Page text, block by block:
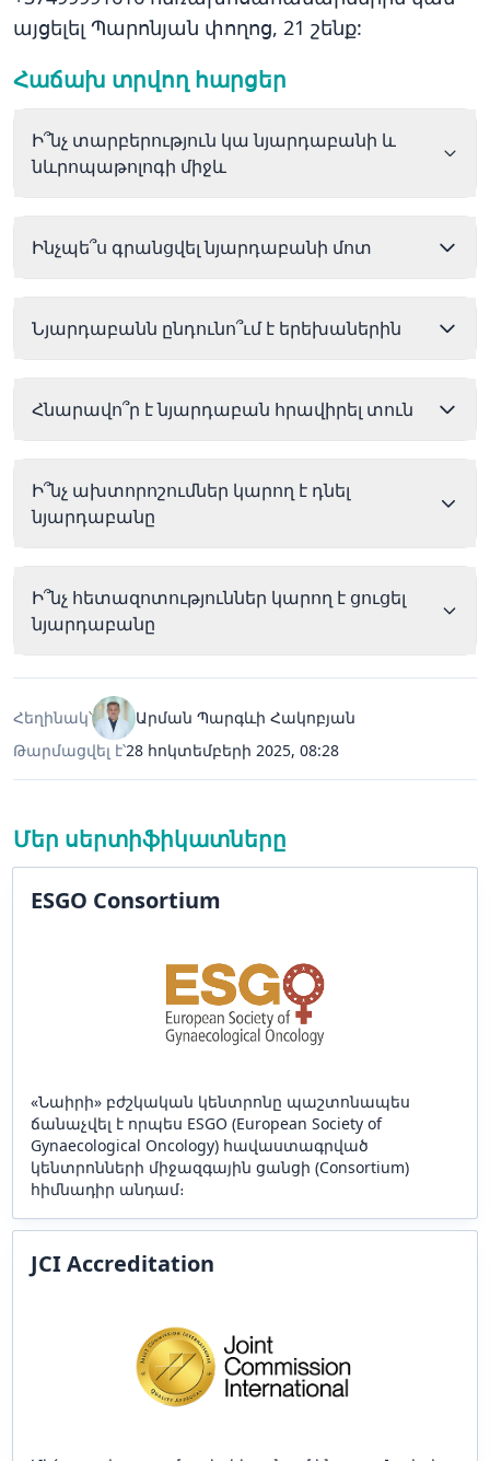
այցելել Պարոնյան փողոց, 21 շենք:
Հաճախ տրվող հարցեր
Ի՞նչ տարբերություն կա նյարդաբանի և
նևրոպաթոլոգի միջև
Ինչպե՞ս գրանցվել նյարդաբանի մոտ
Նյարդաբանն ընդունո՞ւմ է երեխաներին
Հնարավո՞ր է նյարդաբան հրավիրել տուն
Ի՞նչ ախտորոշումներ կարող է դնել
նյարդաբանը
Ի՞նչ հետազոտություններ կարող է ցուցել
նյարդաբանը
Հեղինակ՝
Արման Պարգևի Հակոբյան
Թարմացվել է՝28 հոկտեմբերի 2025, 08:28
Մեր սերտիֆիկատները
ESGO Consortium
«Նաիրի» բժշկական կենտրոնը պաշտոնապես
ճանաչվել է որպես ESGO (European Society of
Gynaecological Oncology) հավաստագրված
կենտրոնների միջազգային ցանցի (Consortium)
հիմնադիր անդամ։
JCI Accreditation